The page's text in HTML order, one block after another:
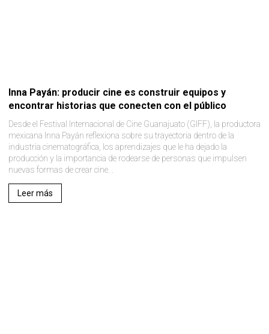
Inna Payán: producir cine es construir equipos y
encontrar historias que conecten con el público
Desde el Festival Internacional de Cine Guanajuato (GIFF), la productora
mexicana Inna Payán reflexiona sobre su trayectoria dentro de la
industria cinematográfica, los aprendizajes que le ha dejado la
producción y la importancia de rodearse de personas que impulsen
nuevas formas de crear cine. .
Leer más